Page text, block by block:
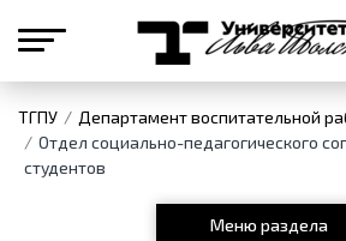
ТГПУ
Департамент воспитательной
Отдел социально-педагогического
студентов
Меню раздела